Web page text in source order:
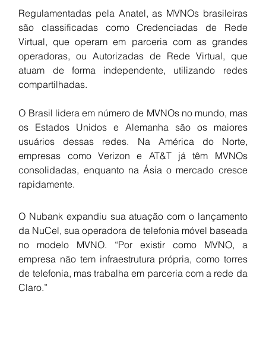
Regulamentadas pela Anatel, as MVNOs brasileiras
são classificadas como Credenciadas de Rede
Virtual, que operam em parceria com as grandes
operadoras, ou Autorizadas de Rede Virtual, que
atuam de forma independente, utilizando redes
compartilhadas.
O Brasil lidera em número de MVNOs no mundo, mas
os Estados Unidos e Alemanha são os maiores
usuários dessas redes. Na América do Norte,
empresas como Verizon e AT&T já têm MVNOs
consolidadas, enquanto na Ásia o mercado cresce
rapidamente.
O Nubank expandiu sua atuação com o lançamento
da NuCel, sua operadora de telefonia móvel baseada
no modelo MVNO. “Por existir como MVNO, a
empresa não tem infraestrutura própria, como torres
de telefonia, mas trabalha em parceria com a rede da
Claro.”